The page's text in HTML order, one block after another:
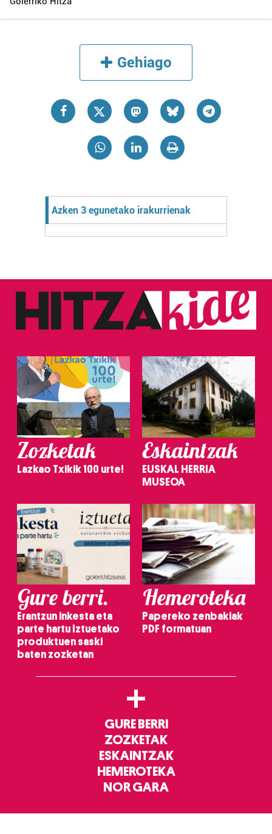
Gehiago
Azken 3 egunetako irakurrienak
Zozketak
Lazkao Txikik 100 urte!
Eskaintzak
EUSKAL HERRIA
MUSEOA
Gure berri.
Erantzun inkesta eta
parte hartu Iztuetako
produktuen saski
baten zozketan
Hemeroteka
Papereko zenbakiak
PDF formatuan
+
GURE BERRI
ZOZKETAK
ESKAINTZAK
HEMEROTEKA
NOR GARA